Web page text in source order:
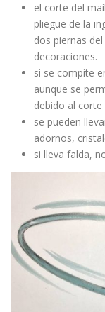
el corte del
pliegue de la
dos piernas
decoraciones.
si se compite
aunque se
debido al
se pueden
adornos,
si lleva falda,